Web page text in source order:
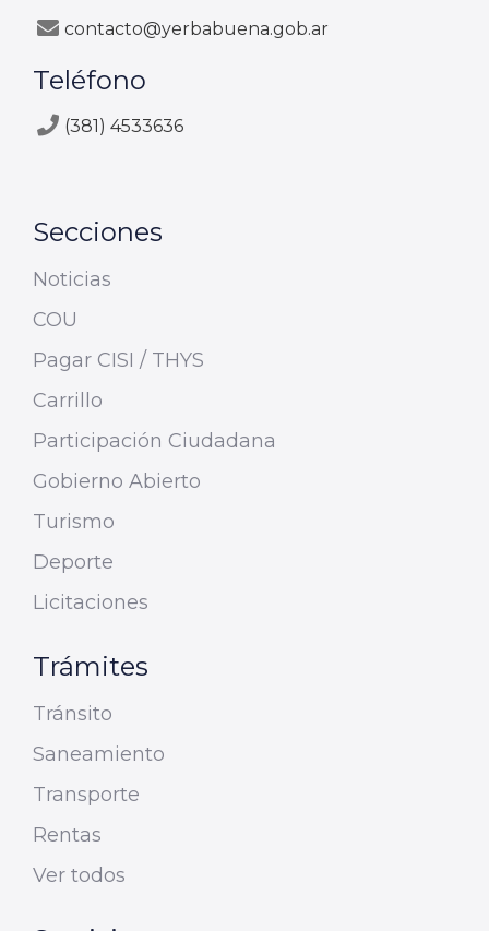
contacto@yerbabuena.gob.ar
Teléfono
(381) 4533636
Secciones
Noticias
COU
Pagar CISI / THYS
Carrillo
Participación Ciudadana
Gobierno Abierto
Turismo
Deporte
Licitaciones
Trámites
Tránsito
Saneamiento
Transporte
Rentas
Ver todos